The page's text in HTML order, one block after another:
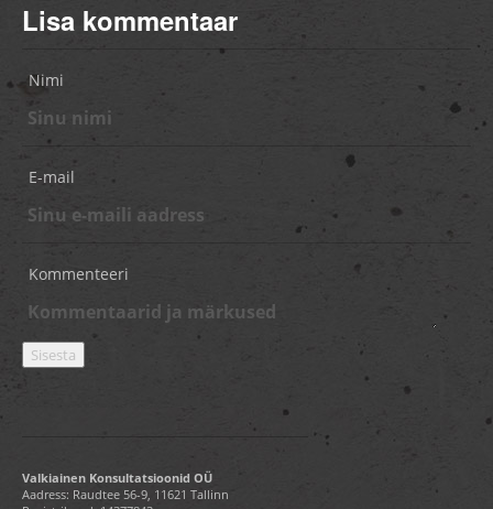
Lisa kommentaar
Nimi
E-mail
Kommenteeri
Valkiainen Konsultatsioonid OÜ
Aadress: Raudtee 56-9, 11621 Tallinn